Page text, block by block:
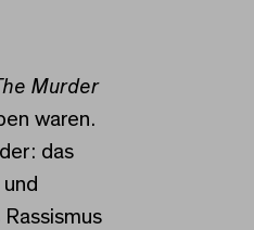
Murder
waren.
das